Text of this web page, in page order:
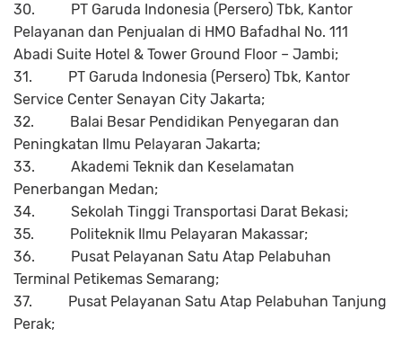
30.
PT Garuda Indonesia (Persero) Tbk, Kantor
Pelayanan dan Penjualan di HMO Bafadhal No. 111
Abadi Suite Hotel & Tower Ground Floor – Jambi;
31.
PT Garuda Indonesia (Persero) Tbk, Kantor
Service Center Senayan City Jakarta;
32.
Balai Besar Pendidikan Penyegaran dan
Peningkatan Ilmu Pelayaran Jakarta;
33.
Akademi Teknik dan Keselamatan
Penerbangan Medan;
34.
Sekolah Tinggi Transportasi Darat Bekasi;
35.
Politeknik Ilmu Pelayaran Makassar;
36.
Pusat Pelayanan Satu Atap Pelabuhan
Terminal Petikemas Semarang;
37.
Pusat Pelayanan Satu Atap Pelabuhan Tanjung
Perak;